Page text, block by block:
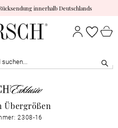
innerhalb Deutschlands
Übergrößen
2308-16